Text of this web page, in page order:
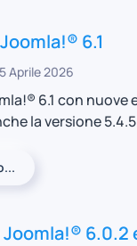
6.1
Aprile 2026
6.1 con nuove
la versione
6.0.2